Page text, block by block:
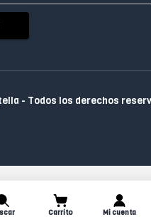
- Todos los derechos
Carrito Mi cuenta